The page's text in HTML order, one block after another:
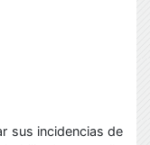
sus incidencias de